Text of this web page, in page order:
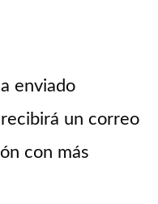
enviado
un correo
con más